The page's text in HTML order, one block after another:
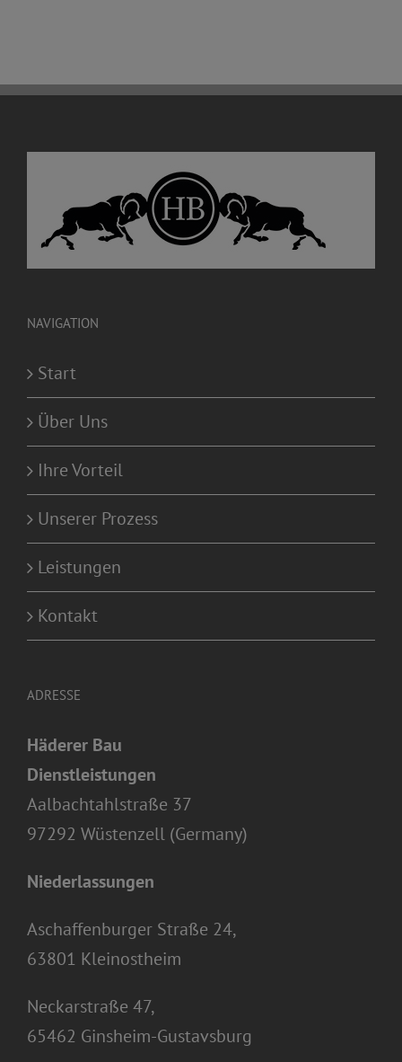
NAVIGATION
Start
Über Uns
Ihre Vorteil
Unserer Prozess
Leistungen
Kontakt
ADRESSE
Häderer Bau
Dienstleistungen
Aalbachtahlstraße 37
97292 Wüstenzell (Germany)
Niederlassungen
Aschaffenburger Straße 24,
63801 Kleinostheim
Neckarstraße 47,
65462 Ginsheim-Gustavsburg